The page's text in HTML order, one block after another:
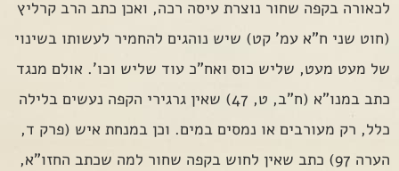
לכאורה בקפה שחור נוצרת עיסה רכה, ואכן כתב הרב קרליץ
(חוט שני ח"א עמ' קט) שיש נוהגים להחמיר לעשותו בשינוי
של מעט מעט, שליש כוס ואח"כ עוד שליש וכו'. אולם מנגד
כתב במנו"א (ח"ב, ט, 47) שאין גרגירי הקפה נעשים בלילה
כלל, רק מעורבים או נמסים במים. וכן במנחת איש (פרק ד,
הערה 97) כתב שאין לחוש בקפה שחור למה שכתב החזו"א,